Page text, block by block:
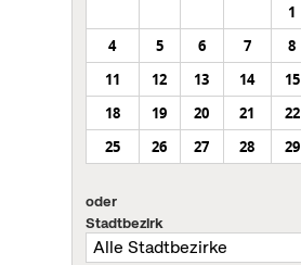
1
4
5 6 7 8
11
12 13 14 15
18
19 20 21 22
25
26 27 28 29
oder
Stadtbezirk